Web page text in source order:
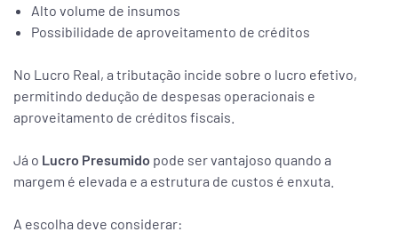
Alto volume de insumos
Possibilidade de aproveitamento de créditos
No Lucro Real, a tributação incide sobre o lucro efetivo,
permitindo dedução de despesas operacionais e
aproveitamento de créditos fiscais.
Já o Lucro Presumido pode ser vantajoso quando a
margem é elevada e a estrutura de custos é enxuta.
A escolha deve considerar: